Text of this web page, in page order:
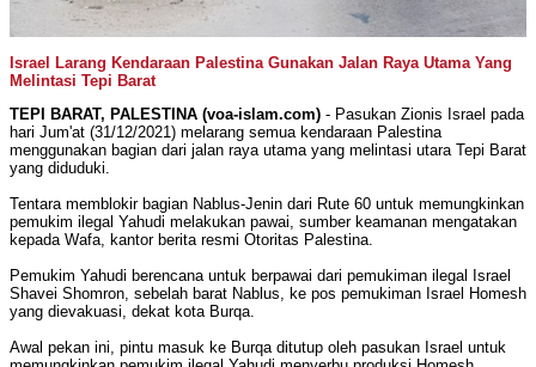
Israel Larang Kendaraan Palestina Gunakan Jalan Raya Utama Yang
Melintasi Tepi Barat
TEPI BARAT, PALESTINA (voa-islam.com) - Pasukan Zionis Israel pada
hari Jum'at (31/12/2021) melarang semua kendaraan Palestina
menggunakan bagian dari jalan raya utama yang melintasi utara Tepi Barat
yang diduduki.
Tentara memblokir bagian Nablus-Jenin dari Rute 60 untuk memungkinkan
pemukim ilegal Yahudi melakukan pawai, sumber keamanan mengatakan
kepada Wafa, kantor berita resmi Otoritas Palestina.
Pemukim Yahudi berencana untuk berpawai dari pemukiman ilegal Israel
Shavei Shomron, sebelah barat Nablus, ke pos pemukiman Israel Homesh
yang dievakuasi, dekat kota Burqa.
Awal pekan ini, pintu masuk ke Burqa ditutup oleh pasukan Israel untuk